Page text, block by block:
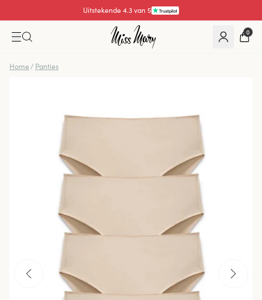
Uitstekende 4.3 van 5
0
Home / Panties